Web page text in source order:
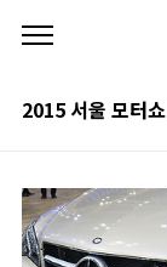
2015 서울 모터쇼